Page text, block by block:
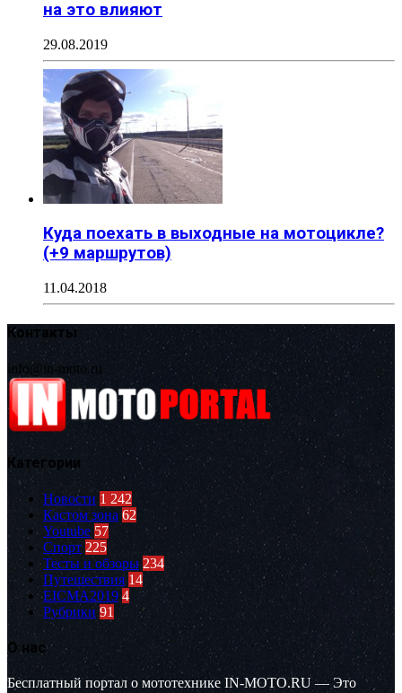
на это влияют
29.08.2019
Куда поехать в выходные на мотоцикле?
(+9 маршрутов)
11.04.2018
Контакты
info@in-moto.ru
Категории
Новости 1 242
Кастом зона 62
Youtube 57
Спорт 225
Тесты и обзоры 234
Путешествия 14
EICMA2019 4
Рубрики 91
О нас
Бесплатный портал о мототехнике IN-MOTO.RU — Это